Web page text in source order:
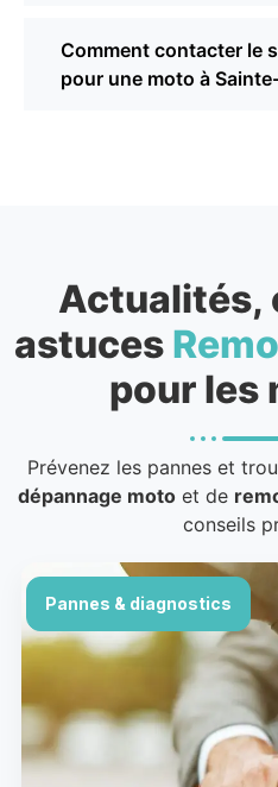
Comment contacter le
pour une moto à
Actualités,
astuces
pour les
Prévenez les pannes et
dépannage motoet de
conseils
Pannes & diagnostics